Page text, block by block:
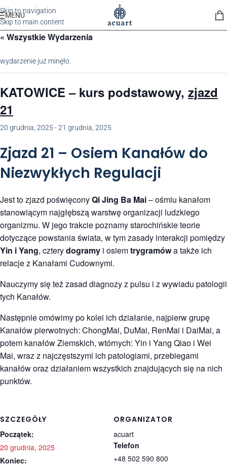
Skip to navigation
Skip to main content
MENU
« Wszystkie Wydarzenia
wydarzenie już minęło.
KATOWICE – kurs podstawowy, zjazd
21
20 grudnia, 2025 -21 grudnia, 2025
Zjazd 21 – Osiem Kanałów do
Niezwykłych Regulacji
Jest to zjazd poświęconyQi Jing Ba Mai– ośmiu kanałom
stanowiącym najgłębszą warstwę organizacji ludzkiego
organizmu. W jego trakcie poznamy starochińskie teorie
dotyczące powstania świata, w tym zasady interakcji pomiędzy
Yin i Yang, czterydogramy i osiemtrygramówa także ich
relacje z Kanałami Cudownymi.
Nauczymy się też zasad diagnozy z pulsu i z wywiadu patologii
tych Kanałów.
Następnie omówimy po kolei ich działanie, najpierw grupę
Kanałów pierwotnych: ChongMai, DuMai, RenMai i DaiMai, a
potem kanałów Ziemskich, wtórnych: Yin i Yang Qiao i Wei
Mai, wraz z najczęstszymi ich patologiami, przebiegami
kanałów oraz działaniem wszystkich znajdujących się na nich
punktów.
SZCZEGÓŁY
Początek:
20 grudnia, 2025
Koniec:
ORGANIZATOR
acuart
Telefon
+48 502 590 800